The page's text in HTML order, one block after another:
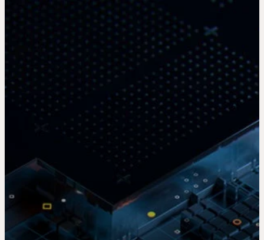
Pentru companii
Pentru întreaga lume
Pentru inovatori
Știri și tendințe